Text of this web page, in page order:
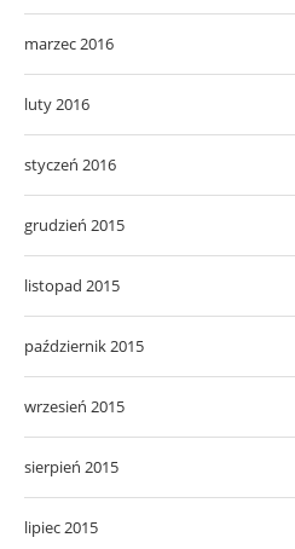
marzec 2016
luty 2016
styczeń 2016
grudzień 2015
listopad 2015
październik 2015
wrzesień 2015
sierpień 2015
lipiec 2015